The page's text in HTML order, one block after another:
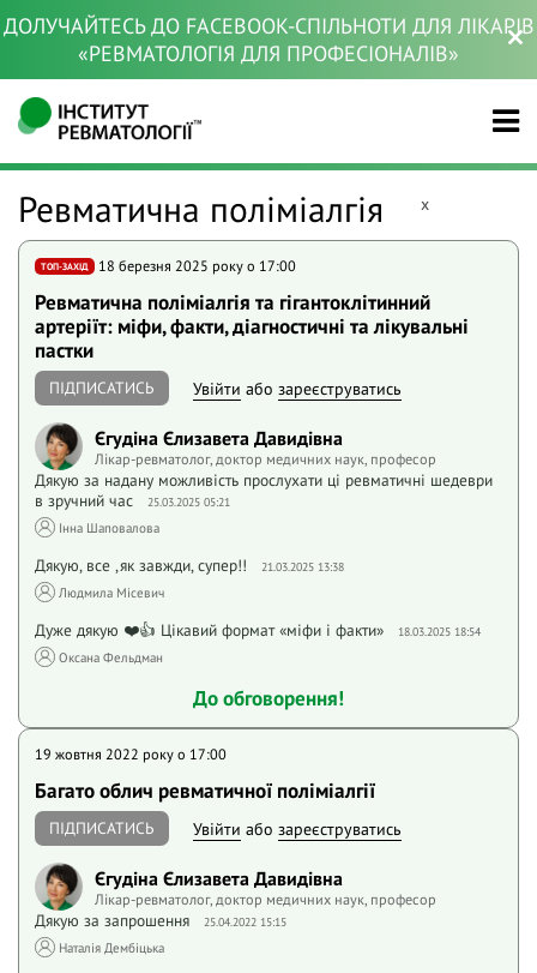
ДОЛУЧАЙТЕСЬ ДО FACEBOOK-СПІЛЬНОТИ ДЛЯ ЛІКАРІВ
«РЕВМАТОЛОГІЯ ДЛЯ ПРОФЕСІОНАЛІВ»
Ревматична поліміалгія x
ТОП-ЗАХІД 18 березня 2025 року o 17:00
Ревматична поліміалгія та гігантоклітинний
артеріїт: міфи, факти, діагностичні та лікувальні
пастки
ПІДПИСАТИСЬ Увійти або зареєструватись
Єгудіна Єлизавета Давидівна
Лікар-ревматолог, доктор медичних наук, професор
Дякую за надану можливість прослухати ці ревматичні шедеври
в зручний час
25.03.2025 05:21
Інна Шаповалова
Дякую, все ,як завжди, супер!! 21.03.2025 13:38
Людмила Місевич
Дуже дякую ❤️👍 Цікавий формат «міфи і факти» 18.03.2025 18:54
Оксана Фельдман
До обговорення!
19 жовтня 2022 року o 17:00
Багато облич ревматичної поліміалгії
ПІДПИСАТИСЬ Увійти або зареєструватись
Єгудіна Єлизавета Давидівна
Лікар-ревматолог, доктор медичних наук, професор
Дякую за запрошення 25.04.2022 15:15
Наталія Дембіцька